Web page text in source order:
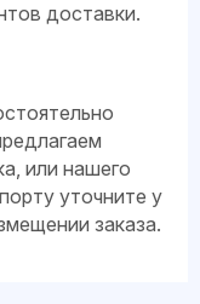
доставки.
или нашего
уточните у
заказа.